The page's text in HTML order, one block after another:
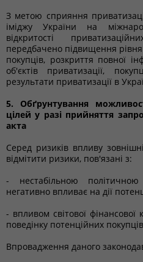
З метою сприяння
іміджу України на
відкритості
передбачено підвищення
покупців, розкриття повної
об'єктів приватизації,
результати приватизації в
5. Обґрунтування
цілей у разі прийняття
акта
Серед ризиків впливу
відмітити ризики, пов'язані з:
- нестабільною
негативно впливає на дії
- впливом світової фінансової
поведінку потенційних
Впровадження даного